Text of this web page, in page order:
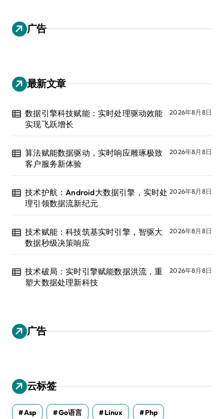
广告
最新文章
数据引擎科技赋能：实时处理驱动效能
实现飞跃增长
2026年8月8日
算法赋能数据驱动，实时响应雕琢极致
客户服务新体验
2026年8月8日
技术护航：Android大数据引擎，实时处
理引领数据流新纪元
2026年8月8日
技术赋能：科技筑基实时引擎，智驱大
数据秒级决策响应
2026年8月8日
技术破局：实时引擎赋能数据洪流，重
塑大数据处理新科技
2026年8月8日
广告
云标签
Asp Go语言 Linux Php